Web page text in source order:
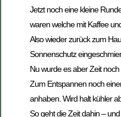
Jetzt noch eine kleine
waren welche mit Kaffee
Also wieder zurück zum
Sonnenschutz
Nu wurde es aber Zeit
Zum Entspannen noch
anhaben. Wird halt kühler
So geht die Zeit dahin –